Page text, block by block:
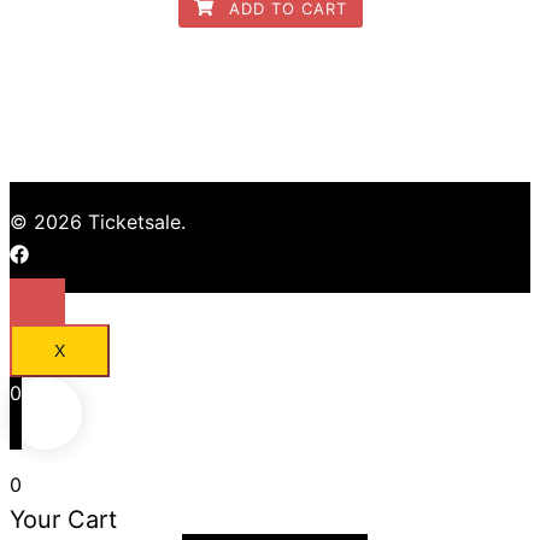
5ADD TO CART
© 2026 Ticketsale.
https://facebook.com
X
0
0
Your Cart